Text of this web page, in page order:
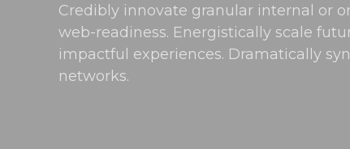
Credibly innovate granular internal or
web-readiness. Energistically scale
impactful experiences. Dramatically
networks.